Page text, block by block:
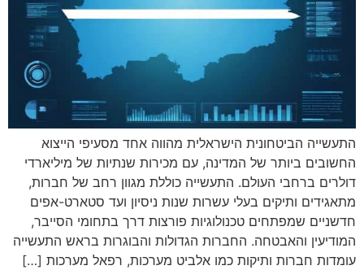
התעשייה הביטחונית הישראלית מהווה אחד מסעיפי הייצוא
החשובים ביותר של המדינה, עם מכירות שנתיות של מיליארדי
דולרים ברחבי העולם. התעשייה כוללת מגוון רחב של חברות,
מתאגידים ותיקים בעלי עשרות שנות ניסיון ועד סטארט-אפים
חדשניים שמפתחים טכנולוגיות פורצות דרך בתחומי הסייבר,
המודיעין והאבטחה. החברות הגדולות והבוגרות בראש התעשייה
עומדות חברות ותיקות כמו אלביט מערכות, רפאל מערכות […]